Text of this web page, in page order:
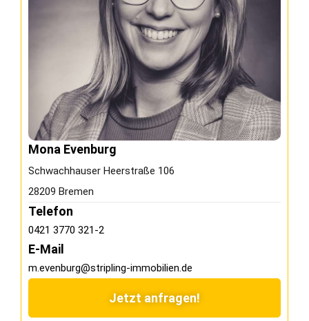
Mona Evenburg
Schwachhauser Heerstraße 106
28209 Bremen
Telefon
0421 3770 321-2
E-Mail
m.evenburg@stripling-immobilien.de
Jetzt anfragen!